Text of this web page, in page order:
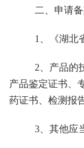
二、申请
1 、《湖
2 、产品
产品鉴定证书、
药证书、检测报
3 、其他应